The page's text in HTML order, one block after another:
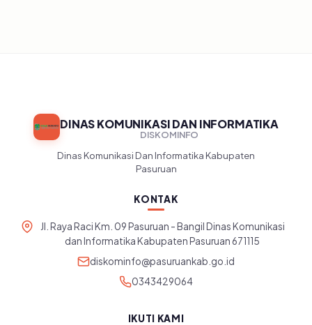
DINAS KOMUNIKASI DAN INFORMATIKA
DISKOMINFO
Dinas Komunikasi Dan Informatika Kabupaten
Pasuruan
KONTAK
Jl. Raya Raci Km. 09 Pasuruan - Bangil Dinas Komunikasi
dan Informatika Kabupaten Pasuruan 671115
diskominfo@pasuruankab.go.id
0343429064
IKUTI KAMI